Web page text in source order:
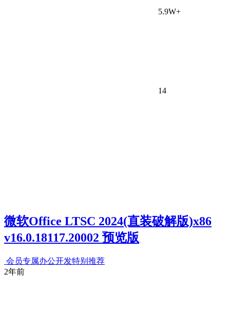
5.9W+
14
微软Office LTSC 2024(直装破解版)x86
v16.0.18117.20002 预览版
会员专属办公开发特别推荐
2年前